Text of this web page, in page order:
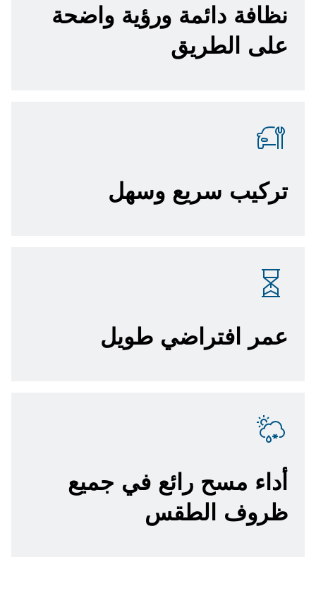
نظافة دائمة ورؤية واضحة
على الطريق
تركيب سريع وسهل
عمر افتراضي طويل
أداء مسح رائع في جميع
ظروف الطقس